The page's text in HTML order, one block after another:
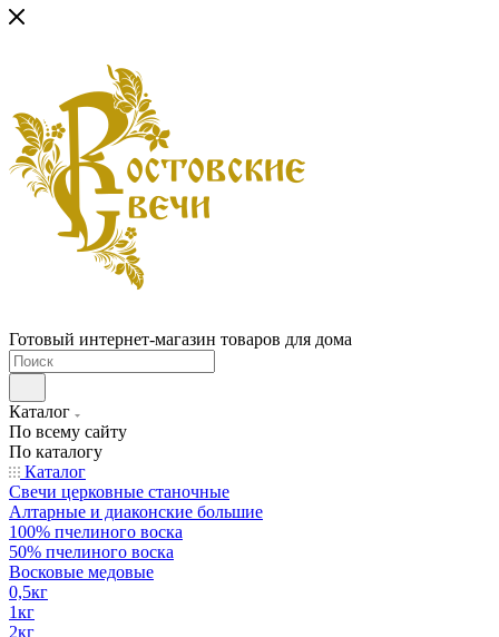
Готовый интернет-магазин товаров для дома
Каталог
По всему сайту
По каталогу
Каталог
Свечи церковные станочные
Алтарные и диаконские большие
100% пчелиного воска
50% пчелиного воска
Восковые медовые
0,5кг
1кг
2кг